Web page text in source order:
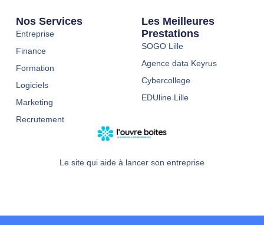
Le site qui aide à lancer son entreprise
Nos Services
Entreprise
Finance
Formation
Logiciels
Marketing
Recrutement
Les Meilleures
Prestations
SOGO Lille
Agence data Keyrus
Cybercollege
EDUline Lille